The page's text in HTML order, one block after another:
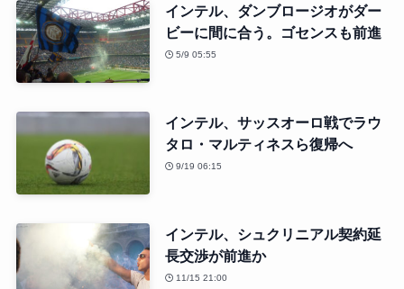
インテル、ダンブロージオがダー
ビーに間に合う。ゴセンスも前進
5/9 05:55
インテル、サッスオーロ戦でラウ
タロ・マルティネスら復帰へ
9/19 06:15
インテル、シュクリニアル契約延
長交渉が前進か
11/15 21:00